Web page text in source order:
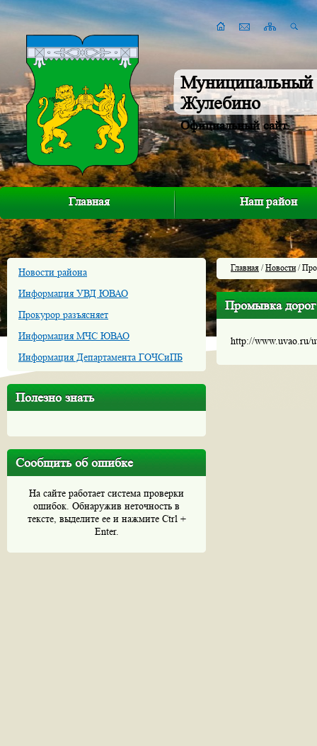
Муниципальный
Жулебино
Официальный сайт
Главная Наш район
Новости района
Информация УВД ЮВАО
Прокурор разъясняет
Информация МЧС ЮВАО
Информация Департамента ГОЧСиПБ
Полезно знать
Сообщить об ошибке
На сайте работает система проверки
ошибок. Обнаружив неточность в
тексте, выделите ее и нажмите Ctrl +
Enter.
Главная /Новости/
Промывка
http://www.uvao.ru/